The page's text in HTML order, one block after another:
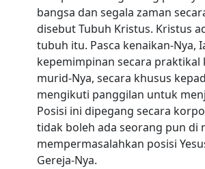
bangsa dan segala zaman
disebut Tubuh Kristus. Kristus
tubuh itu. Pasca kenaikan-Nya,
kepemimpinan secara praktikal
murid-Nya, secara khusus
mengikuti panggilan untuk
Posisi ini dipegang secara
tidak boleh ada seorang pun di
mempermasalahkan posisi
Gereja-Nya.